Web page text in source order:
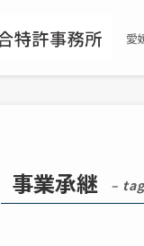
愛
事業承継 –